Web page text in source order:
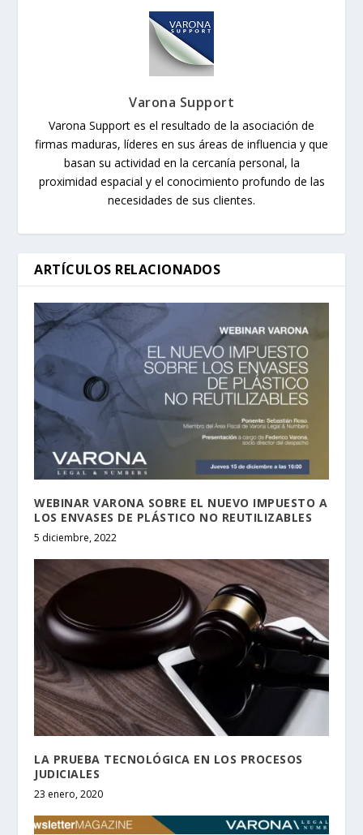
Varona Support
Varona Support es el resultado de la asociación de
firmas maduras, líderes en sus áreas de influencia y que
basan su actividad en la cercanía personal, la
proximidad espacial y el conocimiento profundo de las
necesidades de sus clientes.
ARTÍCULOS RELACIONADOS
WEBINAR VARONA SOBRE EL NUEVO IMPUESTO A
LOS ENVASES DE PLÁSTICO NO REUTILIZABLES
5 diciembre, 2022
LA PRUEBA TECNOLÓGICA EN LOS PROCESOS
JUDICIALES
23 enero, 2020